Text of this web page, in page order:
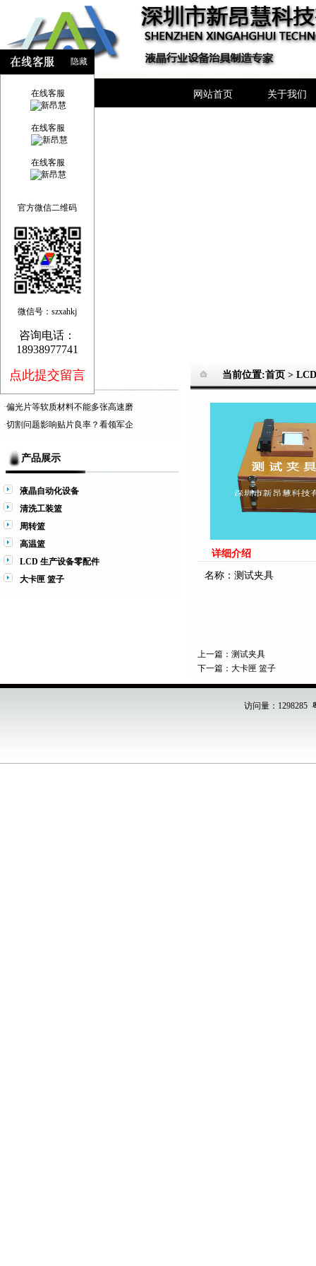
网站首页 关于我们
隐藏
在线客服
在线客服
在线客服
官方微信二维码
微信号：szxahkj
咨询电话：
18938977741
点此提交留言 当前位置:首页 >
详细介绍
名称：测试夹具
上一篇： 测试夹具
下一篇： 大卡匣 篮子
推荐信息
·偏光片等软质材料不能多张高速磨
·切割问题影响贴片良率？看领军企
产品展示
液晶自动化设备
清洗工装篮
周转篮
高温篮
LCD 生产设备零配件
大卡匣 篮子
访问量：1298285